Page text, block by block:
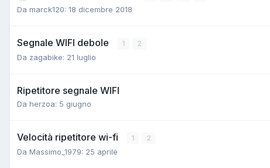
Da marck120: 18 dicembre 2018
Segnale WIFI debole 1 2
Da zagabike: 21 luglio
Ripetitore segnale WIFI
Da herzoa: 5 giugno
Velocità ripetitore wi-fi 1 2
Da Massimo_1979: 25 aprile